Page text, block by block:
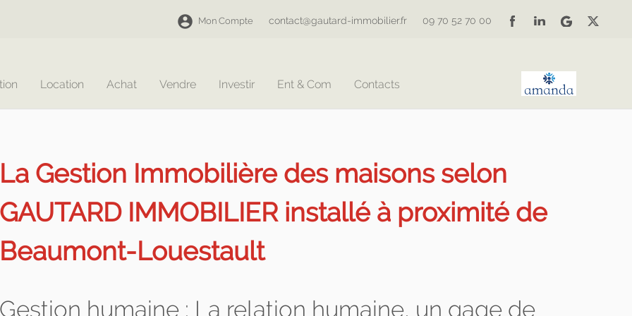
Mon Compte contact@gautard-immobilier.fr 09 70 52 70 00
Location Achat Vendre Investir Ent & Com Contacts
La Gestion Immobilière des maisons selon
GAUTARD IMMOBILIER installé à proximité de
Beaumont-Louestault
Gestion humaine : La relation humaine, un gage de